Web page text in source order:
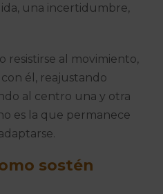
una incertidumbre,
resistirse al movimiento,
él, reajustando
al centro una y otra
es la que permanece
sostén